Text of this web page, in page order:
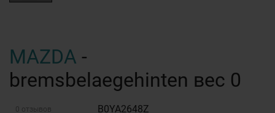
MAZDA -
bremsbelaegehinten вес 0
0 отзывов B0YA2648Z